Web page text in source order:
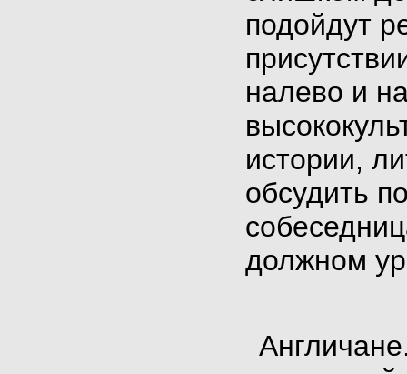
подойдут
налево и
истории,
обсудить
должном
Англичане